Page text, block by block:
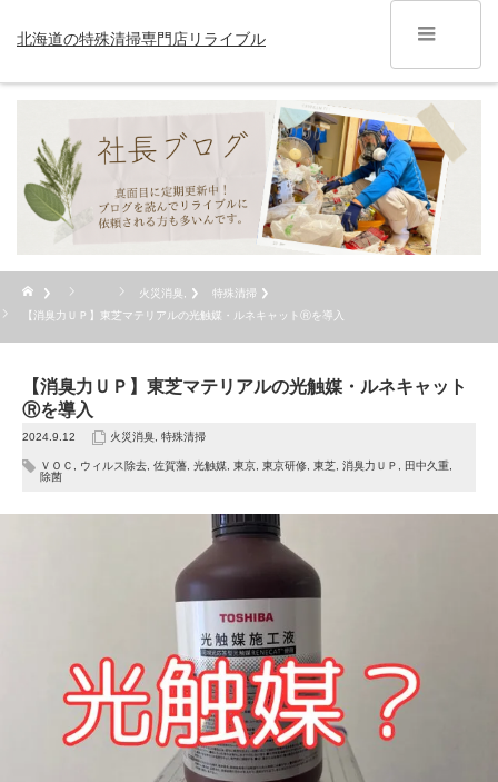
北海道の特殊清掃専門店リライブル
火災消臭,
特殊清掃
【消臭力ＵＰ】東芝マテリアルの光触媒・ルネキャットⓇを導入
【消臭力ＵＰ】東芝マテリアルの光触媒・ルネキャット
Ⓡを導入
2024.9.12 火災消臭, 特殊清掃
ＶＯＣ , ウィルス除去, 佐賀藩, 光触媒, 東京, 東京研修, 東芝, 消臭力ＵＰ , 田中久重,
除菌